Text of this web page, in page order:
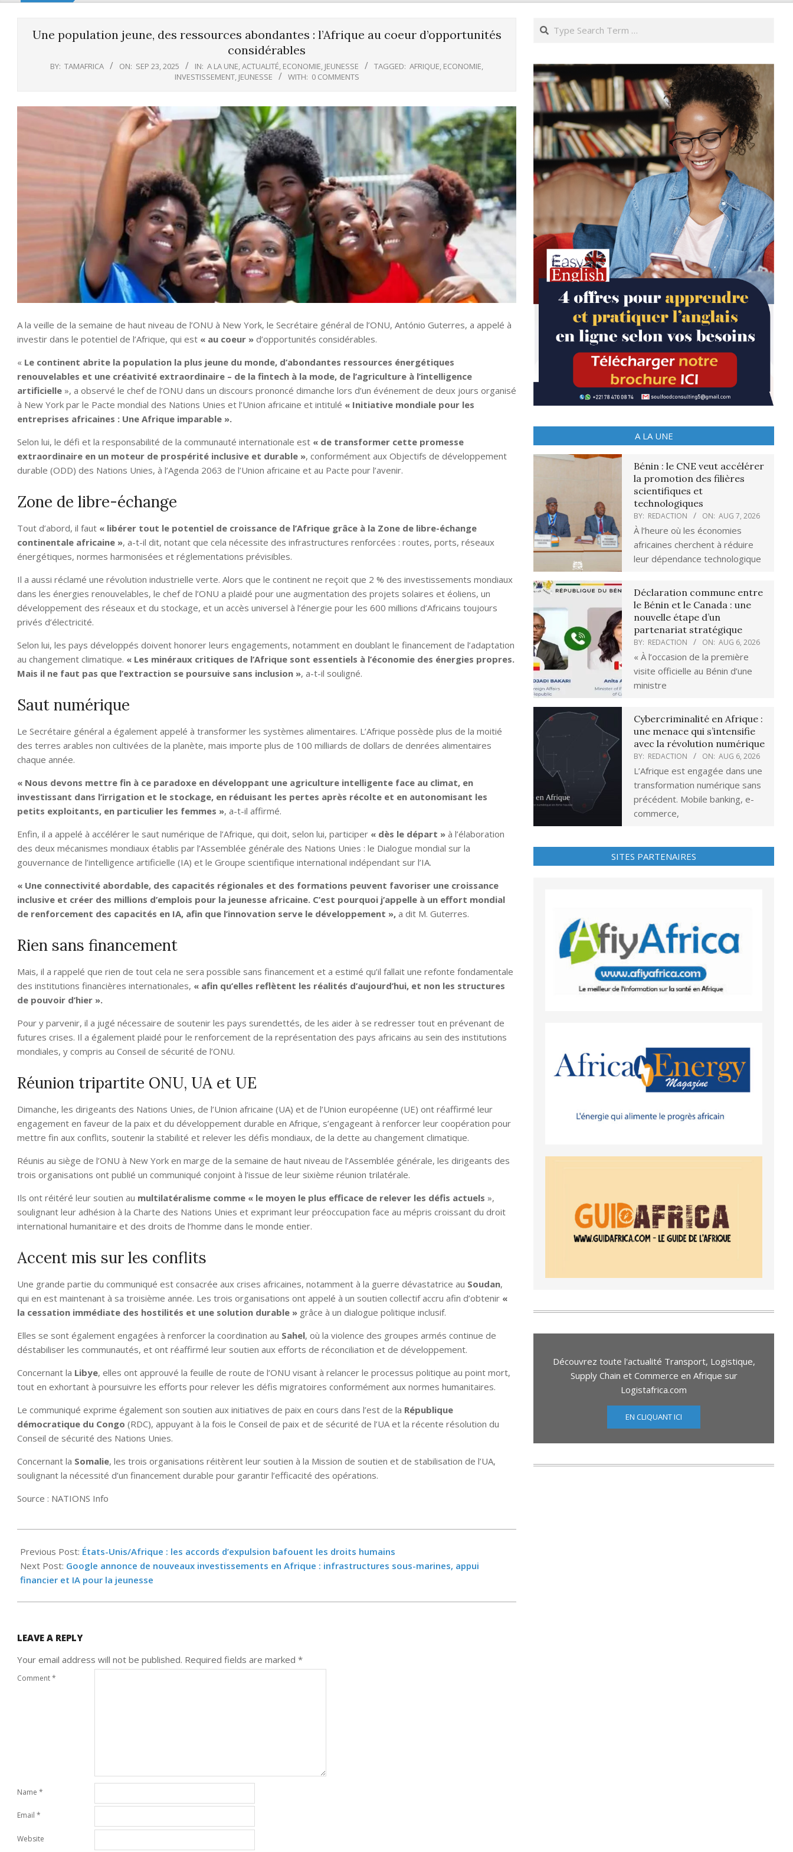
Une population jeune, des ressources abondantes : l’Afrique au coeur d’opportunités
considérables
BY: TAMAFRICA ON: SEP 23, 2025 IN: A LA UNE,ACTUALITÉ, ECONOMIE, JEUNESSE TAGGED: AFRIQUE, ECONOMIE,
INVESTISSEMENT, JEUNESSE WITH: 0 COMMENTS
A la veille de la semaine de haut niveau de l’ONU à New York, le Secrétaire général de l’ONU, António Guterres, a appelé à
investir dans le potentiel de l’Afrique, qui est « au coeur » d’opportunités considérables.
« Le continent abrite la population la plus jeune du monde, d’abondantes ressources énergétiques
renouvelables et une créativité extraordinaire – de la fintech à la mode, de l’agriculture à l’intelligence
artificielle », a observé le chef de l’ONU dans un discours prononcé dimanche lors d’un événement de deux jours organisé
à New York par le Pacte mondial des Nations Unies et l’Union africaine et intitulé « Initiative mondiale pour les
entreprises africaines : Une Afrique imparable ».
Selon lui, le défi et la responsabilité de la communauté internationale est « de transformer cette promesse
extraordinaire en un moteur de prospérité inclusive et durable », conformément aux Objectifs de développement
durable (ODD) des Nations Unies, à l’Agenda 2063 de l’Union africaine et au Pacte pour l’avenir.
Zone de libre-échange
Tout d’abord, il faut « libérer tout le potentiel de croissance de l’Afrique grâce à la Zone de libre-échange
continentale africaine », a-t-il dit, notant que cela nécessite des infrastructures renforcées : routes, ports, réseaux
énergétiques, normes harmonisées et réglementations prévisibles.
Il a aussi réclamé une révolution industrielle verte. Alors que le continent ne reçoit que 2 % des investissements mondiaux
dans les énergies renouvelables, le chef de l’ONU a plaidé pour une augmentation des projets solaires et éoliens, un
développement des réseaux et du stockage, et un accès universel à l’énergie pour les 600 millions d’Africains toujours
privés d’électricité.
Selon lui, les pays développés doivent honorer leurs engagements, notamment en doublant le financement de l’adaptation
au changement climatique. « Les minéraux critiques de l’Afrique sont essentiels à l’économie des énergies propres.
Mais il ne faut pas que l’extraction se poursuive sans inclusion », a-t-il souligné.
Saut numérique
Le Secrétaire général a également appelé à transformer les systèmes alimentaires. L’Afrique possède plus de la moitié
des terres arables non cultivées de la planète, mais importe plus de 100 milliards de dollars de denrées alimentaires
chaque année.
« Nous devons mettre fin à ce paradoxe en développant une agriculture intelligente face au climat, en
investissant dans l’irrigation et le stockage, en réduisant les pertes après récolte et en autonomisant les
petits exploitants, en particulier les femmes », a-t-il affirmé.
Enfin, il a appelé à accélérer le saut numérique de l’Afrique, qui doit, selon lui, participer « dès le départ » à l’élaboration
des deux mécanismes mondiaux établis par l’Assemblée générale des Nations Unies : le Dialogue mondial sur la
gouvernance de l’intelligence artificielle (IA) et le Groupe scientifique international indépendant sur l’IA.
« Une connectivité abordable, des capacités régionales et des formations peuvent favoriser une croissance
inclusive et créer des millions d’emplois pour la jeunesse africaine. C’est pourquoi j’appelle à un effort mondial
de renforcement des capacités en IA, afin que l’innovation serve le développement », a dit M. Guterres.
Rien sans financement
Mais, il a rappelé que rien de tout cela ne sera possible sans financement et a estimé qu’il fallait une refonte fondamentale
des institutions financières internationales, « afin qu’elles reflètent les réalités d’aujourd’hui, et non les structures
de pouvoir d’hier ».
Pour y parvenir, il a jugé nécessaire de soutenir les pays surendettés, de les aider à se redresser tout en prévenant de
futures crises. Il a également plaidé pour le renforcement de la représentation des pays africains au sein des institutions
mondiales, y compris au Conseil de sécurité de l’ONU.
Réunion tripartite ONU, UA et UE
Dimanche, les dirigeants des Nations Unies, de l’Union africaine (UA) et de l’Union européenne (UE) ont réaffirmé leur
engagement en faveur de la paix et du développement durable en Afrique, s’engageant à renforcer leur coopération pour
mettre fin aux conflits, soutenir la stabilité et relever les défis mondiaux, de la dette au changement climatique.
Réunis au siège de l’ONU à New York en marge de la semaine de haut niveau de l’Assemblée générale, les dirigeants des
trois organisations ont publié un communiqué conjoint à l’issue de leur sixième réunion trilatérale.
Ils ont réitéré leur soutien au multilatéralisme comme « le moyen le plus efficace de relever les défis actuels »,
soulignant leur adhésion à la Charte des Nations Unies et exprimant leur préoccupation face au mépris croissant du droit
international humanitaire et des droits de l’homme dans le monde entier.
Accent mis sur les conflits
Une grande partie du communiqué est consacrée aux crises africaines, notamment à la guerre dévastatrice au Soudan,
qui en est maintenant à sa troisième année. Les trois organisations ont appelé à un soutien collectif accru afin d’obtenir «
la cessation immédiate des hostilités et une solution durable » grâce à un dialogue politique inclusif.
Elles se sont également engagées à renforcer la coordination au Sahel, où la violence des groupes armés continue de
déstabiliser les communautés, et ont réaffirmé leur soutien aux efforts de réconciliation et de développement.
Concernant la Libye, elles ont approuvé la feuille de route de l’ONU visant à relancer le processus politique au point mort,
tout en exhortant à poursuivre les efforts pour relever les défis migratoires conformément aux normes humanitaires.
Le communiqué exprime également son soutien aux initiatives de paix en cours dans l’est de la République
démocratique du Congo (RDC), appuyant à la fois le Conseil de paix et de sécurité de l’UA et la récente résolution du
Conseil de sécurité des Nations Unies.
Concernant la Somalie, les trois organisations réitèrent leur soutien à la Mission de soutien et de stabilisation de l’UA,
soulignant la nécessité d’un financement durable pour garantir l’efficacité des opérations.
Source : NATIONS Info
09-
23
Previous Post: États-Unis/Afrique : les accords d’expulsion bafouent les droits humains
Next Post: Google annonce de nouveaux investissements en Afrique : infrastructures sous-marines, appui
financier et IA pour la jeunesse
LEAVE A REPLY
Your email address will not be published. Required fields are marked *
Comment*
Name *
Email *
Website
Search
A LA UNE
Bénin : le CNE veut accélérer
la promotion des filières
scientifiques et
technologiques
BY: REDACTION ON: AUG 7, 2026
À l’heure où les économies
africaines cherchent à réduire
leur dépendance technologique
Déclaration commune entre
le Bénin et le Canada : une
nouvelle étape d’un
partenariat stratégique
BY: REDACTION ON: AUG 6, 2026
« À l’occasion de la première
visite officielle au Bénin d’une
ministre
Cybercriminalité en Afrique :
une menace qui s’intensifie
avec la révolution numérique
BY: REDACTION ON: AUG 6, 2026
L’Afrique est engagée dans une
transformation numérique sans
précédent. Mobile banking, e-
commerce,
SITES PARTENAIRES
Découvrez toute l'actualité Transport, Logistique,
Supply Chain et Commerce en Afrique sur
Logistafrica.com
EN CLIQUANT ICI